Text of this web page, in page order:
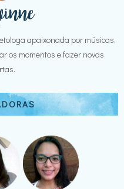
apaixonada por músicas,
os momentos e fazer novas